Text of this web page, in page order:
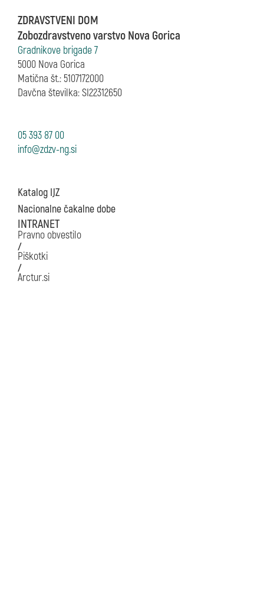
ZDRAVSTVENI DOM
Zobozdravstveno varstvo Nova Gorica
Gradnikove brigade 7
5000 Nova Gorica
Matična št.: 5107172000
Davčna številka: SI22312650
05 393 87 00
Katalog IJZ
Nacionalne čakalne dobe
INTRANET
Pravno obvestilo
/
Piškotki
/
Arctur.si